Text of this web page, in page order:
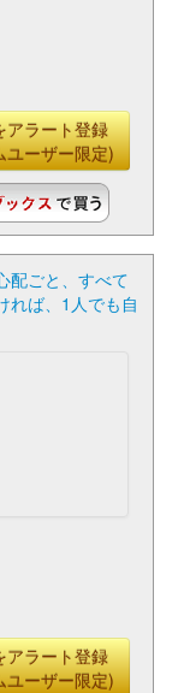
アラート登録
ユーザー限定)
配ごと、すべて
れば、1人でも自
アラート登録
ユーザー限定)